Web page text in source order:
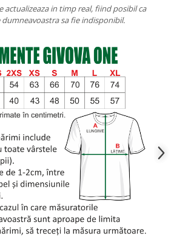
actualizeaza in timp real, fiind posibil ca
sa fie indisponibil.